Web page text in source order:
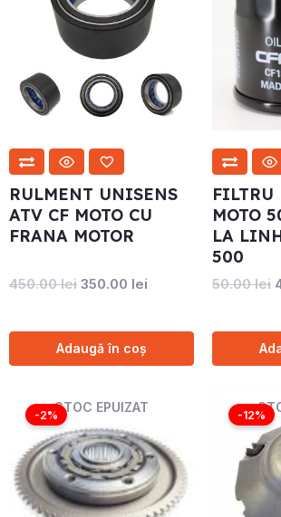
RULMENT UNISENS
ATV CF MOTO CU
FRANA MOTOR
450.00lei
fost:
450.00 lei.
350.00 lei
350.00 lei.
Adaugă în coș
FILTRU
MOTO
LA
500
50.00lei
STOC EPUIZAT
-2%
inițial
a
fost:
1280.00 lei.
1250.00 lei.
-12%